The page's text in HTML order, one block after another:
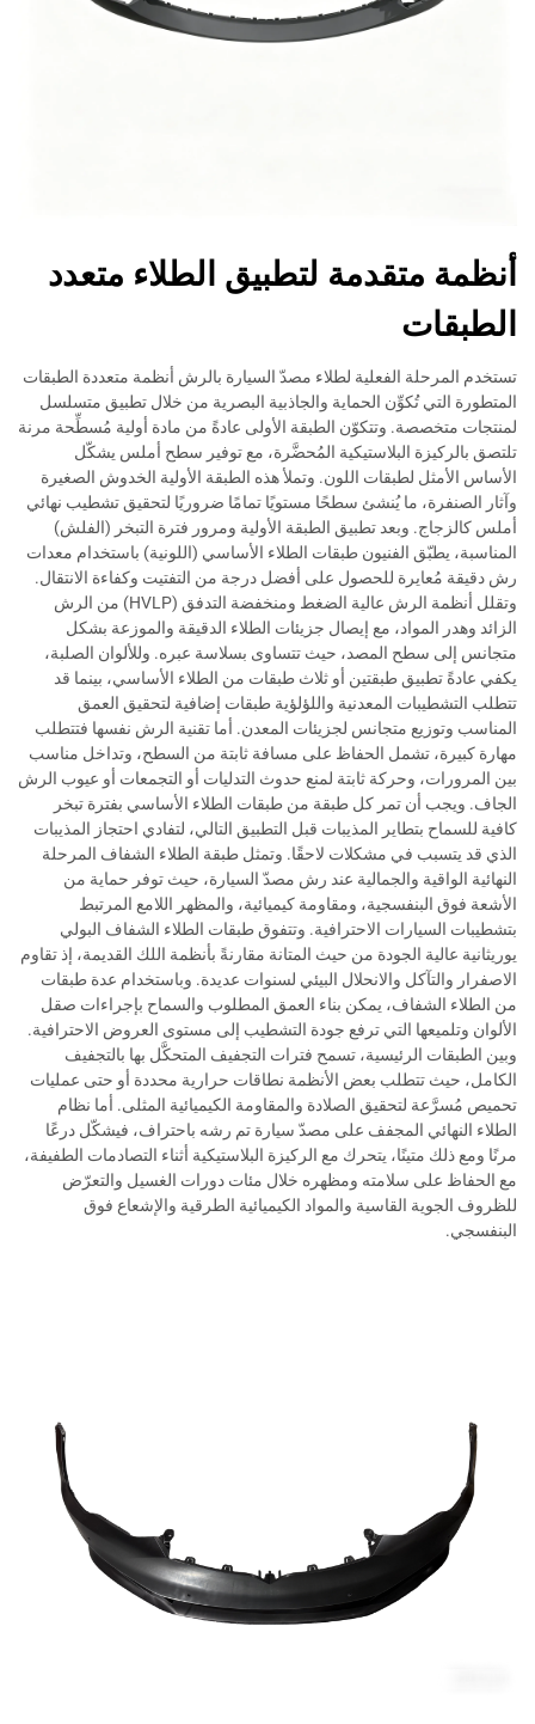
أنظمة متقدمة لتطبيق الطلاء متعدد
الطبقات
تستخدم المرحلة الفعلية لطلاء مصدّ السيارة بالرش أنظمة متعددة الطبقات
المتطورة التي تُكوِّن الحماية والجاذبية البصرية من خلال تطبيق متسلسل
لمنتجات متخصصة. وتتكوّن الطبقة الأولى عادةً من مادة أولية مُسطِّحة مرنة
تلتصق بالركيزة البلاستيكية المُحضَّرة، مع توفير سطح أملس يشكّل
الأساس الأمثل لطبقات اللون. وتملأ هذه الطبقة الأولية الخدوش الصغيرة
وآثار الصنفرة، ما يُنشئ سطحًا مستويًا تمامًا ضروريًا لتحقيق تشطيب نهائي
أملس كالزجاج. وبعد تطبيق الطبقة الأولية ومرور فترة التبخر (الفلش)
المناسبة، يطبّق الفنيون طبقات الطلاء الأساسي (اللونية) باستخدام معدات
رش دقيقة مُعايرة للحصول على أفضل درجة من التفتيت وكفاءة الانتقال.
وتقلل أنظمة الرش عالية الضغط ومنخفضة التدفق (HVLP) من الرش
الزائد وهدر المواد، مع إيصال جزيئات الطلاء الدقيقة والموزعة بشكل
متجانس إلى سطح المصد، حيث تتساوى بسلاسة عبره. وللألوان الصلبة،
يكفي عادةً تطبيق طبقتين أو ثلاث طبقات من الطلاء الأساسي، بينما قد
تتطلب التشطيبات المعدنية واللؤلؤية طبقات إضافية لتحقيق العمق
المناسب وتوزيع متجانس لجزيئات المعدن. أما تقنية الرش نفسها فتتطلب
مهارة كبيرة، تشمل الحفاظ على مسافة ثابتة من السطح، وتداخل مناسب
بين المرورات، وحركة ثابتة لمنع حدوث التدليات أو التجمعات أو عيوب الرش
الجاف. ويجب أن تمر كل طبقة من طبقات الطلاء الأساسي بفترة تبخر
كافية للسماح بتطاير المذيبات قبل التطبيق التالي، لتفادي احتجاز المذيبات
الذي قد يتسبب في مشكلات لاحقًا. وتمثل طبقة الطلاء الشفاف المرحلة
النهائية الواقية والجمالية عند رش مصدّ السيارة، حيث توفر حماية من
الأشعة فوق البنفسجية، ومقاومة كيميائية، والمظهر اللامع المرتبط
بتشطيبات السيارات الاحترافية. وتتفوق طبقات الطلاء الشفاف البولي
يوريثانية عالية الجودة من حيث المتانة مقارنةً بأنظمة اللك القديمة، إذ تقاوم
الاصفرار والتآكل والانحلال البيئي لسنوات عديدة. وباستخدام عدة طبقات
من الطلاء الشفاف، يمكن بناء العمق المطلوب والسماح بإجراءات صقل
الألوان وتلميعها التي ترفع جودة التشطيب إلى مستوى العروض الاحترافية.
وبين الطبقات الرئيسية، تسمح فترات التجفيف المتحكَّل بها بالتجفيف
الكامل، حيث تتطلب بعض الأنظمة نطاقات حرارية محددة أو حتى عمليات
تحميص مُسرَّعة لتحقيق الصلادة والمقاومة الكيميائية المثلى. أما نظام
الطلاء النهائي المجفف على مصدّ سيارة تم رشه باحتراف، فيشكّل درعًا
مرنًا ومع ذلك متينًا، يتحرك مع الركيزة البلاستيكية أثناء التصادمات الطفيفة،
مع الحفاظ على سلامته ومظهره خلال مئات دورات الغسيل والتعرّض
للظروف الجوية القاسية والمواد الكيميائية الطرقية والإشعاع فوق
البنفسجي.